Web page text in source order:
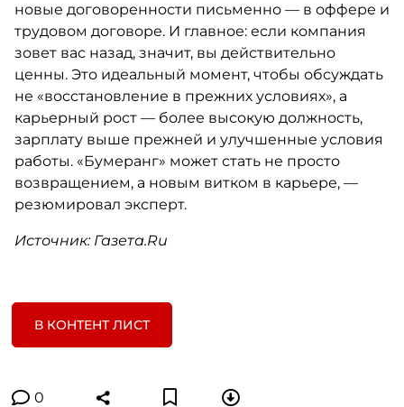
новые договоренности письменно — в оффере и
трудовом договоре. И главное: если компания
зовет вас назад, значит, вы действительно
ценны. Это идеальный момент, чтобы обсуждать
не «восстановление в прежних условиях», а
карьерный рост — более высокую должность,
зарплату выше прежней и улучшенные условия
работы. «Бумеранг» может стать не просто
возвращением, а новым витком в карьере, —
резюмировал эксперт.
Источник: Газета.Ru
В КОНТЕНТ ЛИСТ
0